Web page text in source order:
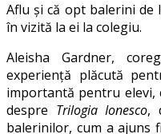
Aflu și că opt balerini
în vizită la ei la colegiu.
Aleisha Gardner,
experiență plăcută
importantă pentru
despre Trilogia Ionesco,
balerinilor, cum a ajuns